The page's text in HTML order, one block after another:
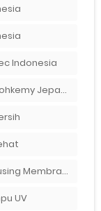
Indonesia
Ferrolite Tohkemy Jepang Indonesia
Harga Housing Membran RO 2000 GPD
UV